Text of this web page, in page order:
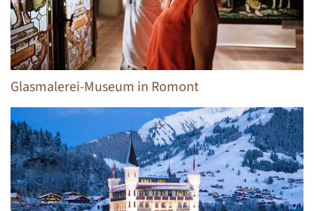
Glasmalerei-Museum in Romont